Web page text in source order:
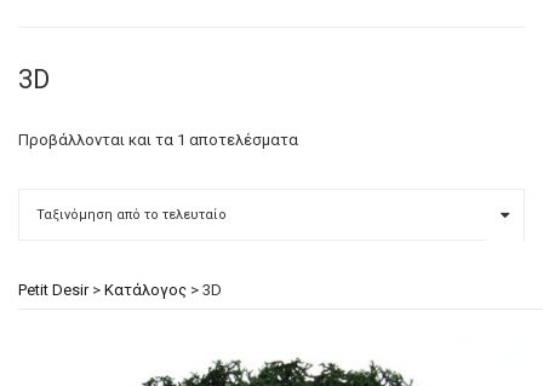
3D
Προβάλλονται και τα 1 αποτελέσματα
Petit Desir> Κατάλογος > 3D